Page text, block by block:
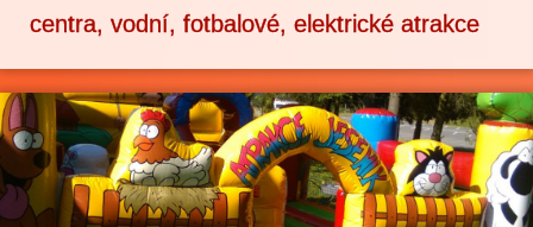
centra, vodní, fotbalové, elektrické atrakce